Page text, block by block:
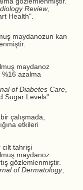
Review,
Health".
maydanozun kan
maydanoz
%16 azalma
of Diabetes Care,
Sugar Levels".
çalışmada,
etkileri
cilt tahrişi
maydanoz
gözlemlenmiştir.
of Dermatology,